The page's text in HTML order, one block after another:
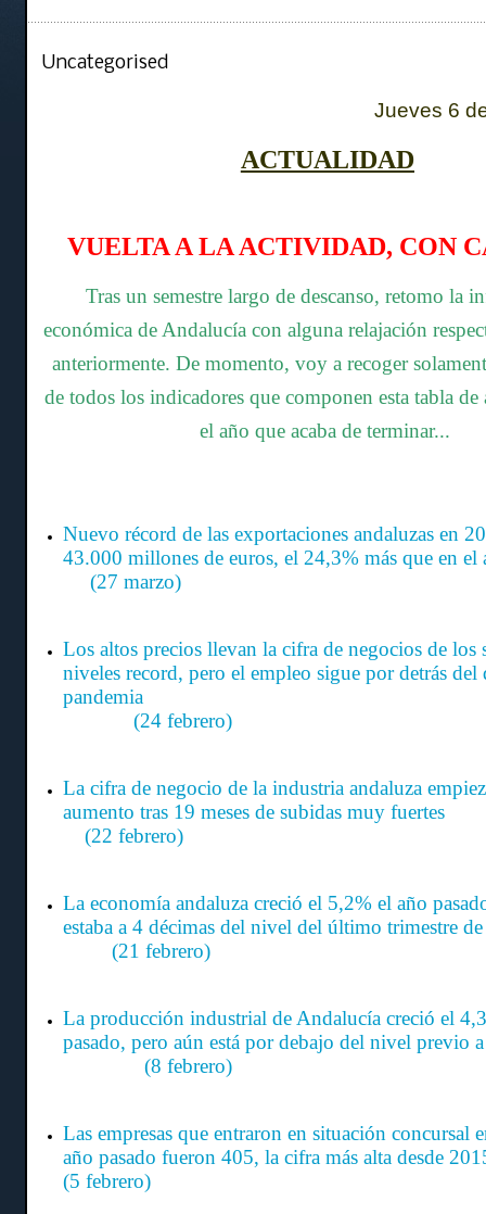
Uncategorised
Jueves 6
ACTUALIDAD
VUELTA A LA ACTIVIDAD, CON
Tras un semestre largo de descanso, retomo la
económica de Andalucía con alguna relajación
anteriormente. De momento, voy a recoger
de todos los indicadores que componen esta tabla de
el año que acaba de terminar...
Nuevo récord de las exportaciones andaluzas en
43.000 millones de euros, el 24,3% más que en
(27 marzo)
Los altos precios llevan la cifra de negocios de los
niveles record, pero el empleo sigue por detrás del
(24 febrero)
La cifra de negocio de la industria andaluza
aumento tras 19 meses de subidas
(22 febrero)
La economía andaluza creció el 5,2% el año
estaba a 4 décimas del nivel del último
(21 febrero)
La producción industrial de Andalucía creció el
pasado, pero aún está por debajo del nivel
(8 febrero)
Las empresas que entraron en situación concursal
año pasado fueron 405, la cifra más alta
(5 febrero)